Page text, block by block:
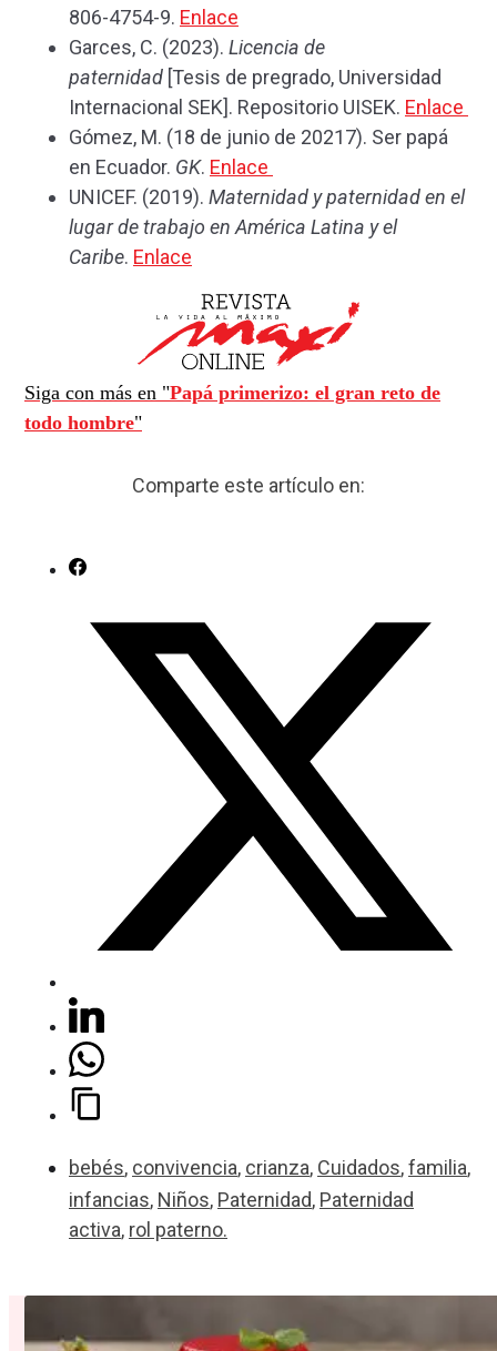
806-4754-9. Enlace
Garces, C. (2023). Licencia de
paternidad [Tesis de pregrado, Universidad
Internacional SEK]. Repositorio UISEK. Enlace
Gómez, M. (18 de junio de 20217). Ser papá
en Ecuador. GK. Enlace
UNICEF. (2019). Maternidad y paternidad en el
lugar de trabajo en América Latina y el
Caribe. Enlace
Siga con más en "Papá primerizo: el gran reto de
todo hombre"
Comparte este artículo en:
bebés, convivencia, crianza, Cuidados,familia,
infancias, Niños, Paternidad, Paternidad
activa, rol paterno.